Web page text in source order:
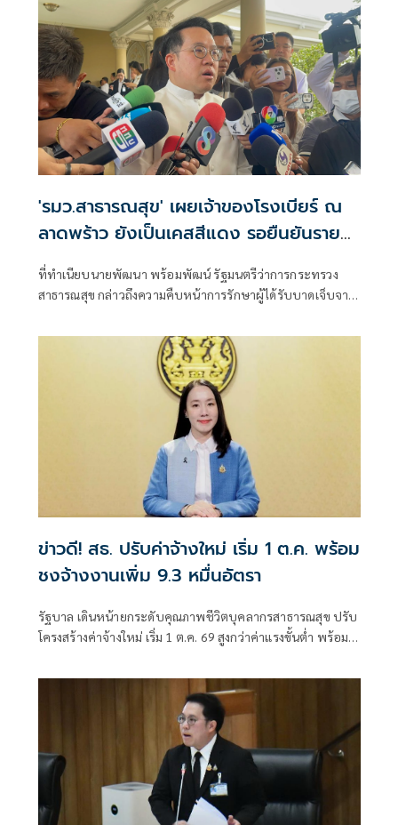
'รมว.สาธารณสุข' เผยเจ้าของโรงเบียร์ ณ
ลาดพร้าว ยังเป็นเคสสีแดง รอยืนยันราย
ที่29 เสียชีวิตหรือไม่
ที่ทำเนียบนายพัฒนา พร้อมพัฒน์ รัฐมนตรีว่าการกระทรวง
สาธารณสุข กล่าวถึงความคืบหน้าการรักษาผู้ได้รับบาดเจ็บจาก
ข่าวดี! สธ. ปรับค่าจ้างใหม่ เริ่ม 1 ต.ค. พร้อม
ชงจ้างงานเพิ่ม 9.3 หมื่นอัตรา
รัฐบาล เดินหน้ายกระดับคุณภาพชีวิตบุคลากรสาธารณสุข ปรับ
โครงสร้างค่าจ้างใหม่ เริ่ม 1 ต.ค. 69 สูงกว่าค่าแรงขั้นต่ำ พร้อม